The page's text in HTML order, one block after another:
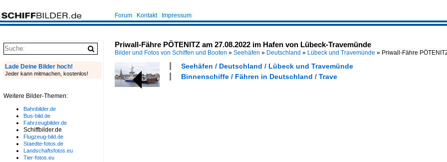
Forum Kontakt Impressum
Priwall-Fähre PÖTENITZ am 27.08.2022 im Hafen von Lübeck-Travemünde
Bilder und Fotos von Schiffen und Booten » Seehäfen » Deutschland » Lübeck und Travemünde » Priwall-Fähre
Seehäfen / Deutschland / Lübeck und Travemünde
Binnenschiffe / Fähren in Deutschland / Trave
Lade Deine Bilder hoch!
Jeder kann mitmachen, kostenlos!
Weitere Bilder-Themen:
Bahnbilder.de
Bus-bild.de
Fahrzeugbilder.de
Schiffbilder.de
Flugzeug-bild.de
Staedte-fotos.de
Landschaftsfotos.eu
Tier-fotos.eu